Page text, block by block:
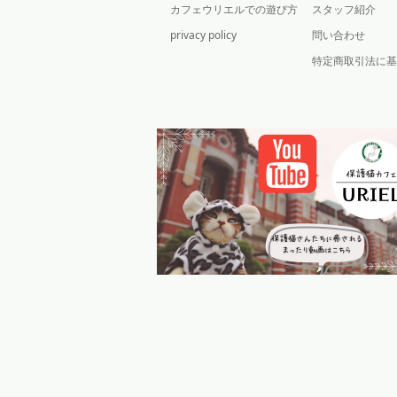
カフェウリエルでの遊び方
privacy policy
スタッフ紹介
問い合わせ
特定商取引法に